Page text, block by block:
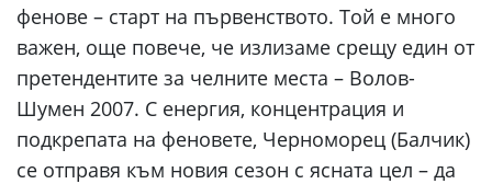
фенове – старт на първенството. Той е много
важен, още повече, че излизаме срещу един от
претендентите за челните места – Волов-
Шумен 2007. С енергия, концентрация и
подкрепата на феновете, Черноморец (Балчик)
се отправя към новия сезон с ясната цел – да